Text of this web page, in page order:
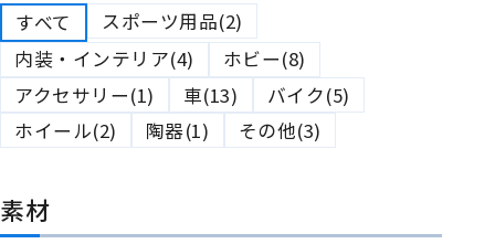
すべて
スポーツ用品(2)
内装・インテリア(4)
ホビー(8)
アクセサリー(1)
車(13)
バイク(5)
ホイール(2)
陶器(1) その他(3)
素材